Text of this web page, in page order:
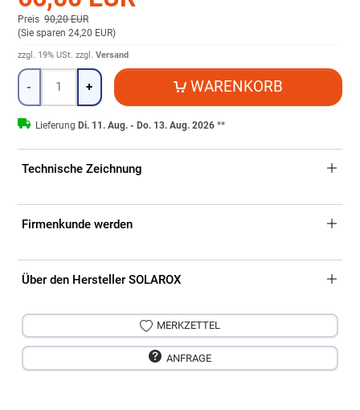
Preis 90,20 EUR
(Sie sparen 24,20 EUR)
zzgl. 19% USt. zzgl. Versand
Menge
- + WARENKORB
Lieferung Di. 11. Aug. - Do. 13. Aug. 2026**
Technische Zeichnung
Firmenkunde werden
Über den Hersteller SOLAROX
MERKZETTEL
ANFRAGE